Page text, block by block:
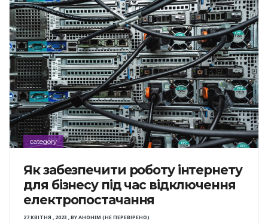
category
Як забезпечити роботу інтернету
для бізнесу під час відключення
електропостачання
27 КВІТНЯ , 2023 ,BYАНОНІМ (НЕ ПЕРЕВІРЕНО)